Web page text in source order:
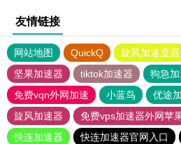
友情链接
网站地图 QuickQ 旋风加速度器
坚果加速器
tiktok加速器
狗急
免费vqn外网加速
小蓝鸟 优途
旋风加速器
免费vps加速器外网苹
快连加速器
快连加速器官网入口